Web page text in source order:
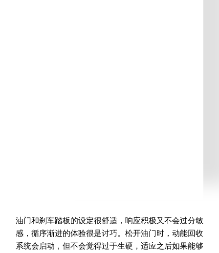
油门和刹车踏板的设定很舒适，响应积极又不会过分敏
感，循序渐进的体验很是讨巧。松开油门时，动能回收
系统会启动，但不会觉得过于生硬，适应之后如果能够